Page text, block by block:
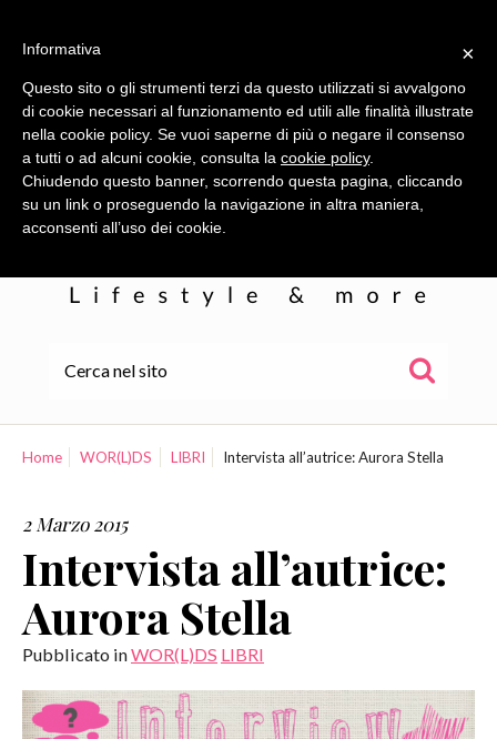
SERVIZI
COLLABORAZIONI
CONTATTI
Home WOR(L)DS LIBRI Intervista all’autrice: Aurora Stella
2 Marzo 2015
Intervista all’autrice:
Aurora Stella
Pubblicato inWOR(L)DS LIBRI
×
Informativa
Questo sito o gli strumenti terzi da questo utilizzati si avvalgono
di cookie necessari al funzionamento ed utili alle finalità illustrate
nella cookie policy. Se vuoi saperne di più o negare il consenso
a tutti o ad alcuni cookie, consulta la cookie policy.
Chiudendo questo banner, scorrendo questa pagina, cliccando
su un link o proseguendo la navigazione in altra maniera,
acconsenti all’uso dei cookie.